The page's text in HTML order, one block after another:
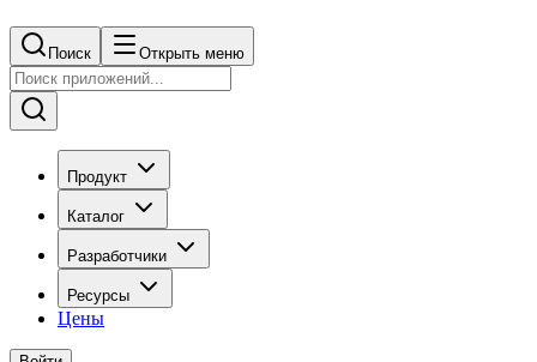
Поиск Открыть меню
Продукт
Каталог
Разработчики
Ресурсы
Цены